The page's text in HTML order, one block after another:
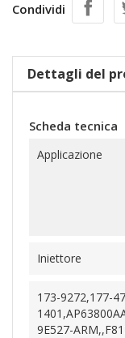
Condividi
Dettagli del
Scheda tecnica
Applicazione
Iniettore
173-9272,177-
9E527-